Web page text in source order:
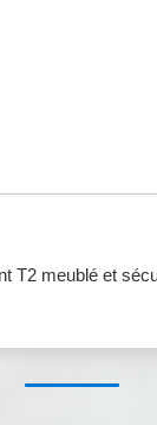
T2 meublé et